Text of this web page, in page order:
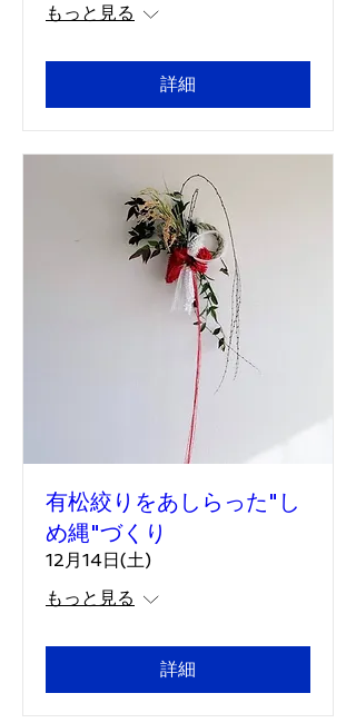
もっと見る
詳細
有松絞りをあしらった"し
め縄"づくり
12月14日(土)
もっと見る
詳細